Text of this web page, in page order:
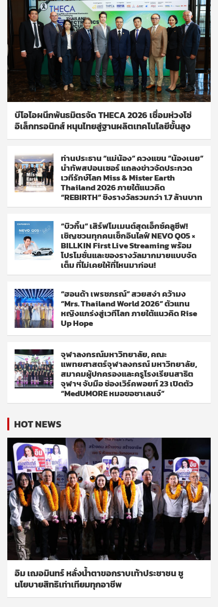
บีโอไอผนึกพันธมิตรจัด THECA 2026 เชื่อมห่วงโซ่
อิเล็กทรอนิกส์ หนุนไทยสู่ฐานผลิตเทคโนโลยีขั้นสูง
ท่านประธาน “แม่น้อง” ควงแขน “น้องเนย”
นำทัพสปอนเซอร์ แถลงข่าวจัดประกวด
เวทีรักษ์โลก Miss & Mister Earth
Thailand 2026 ภายใต้แนวคิด
“REBIRTH” ชิงรางวัลรวมกว่า 1.7 ล้านบาท
“บิวกิ้น” เสิร์ฟโมเมนต์สุดเอ็กซ์คลูซีฟ!
เชิญชวนทุกคนเช็กอินไลฟ์ NEVO Q05 ×
BILLKIN First Live Streaming พร้อม
โปรโมชั่นและของรางวัลมากมายแบบจัด
เต็ม ที่ไม่เคยให้ที่ไหนมาก่อน!
“ฮอนด้า เพรชภรณ์” สวยสง่า คว้ามง
“Mrs. Thailand World 2026” ตัวแทน
หญิงแกร่งสู่เวทีโลก ภายใต้แนวคิด Rise
Up Hope
จุฬาลงกรณ์มหาวิทยาลัย, คณะ
แพทยศาสตร์จุฬาลงกรณ์ มหาวิทยาลัย,
สมาคมผู้ปกครองและครูโรงเรียนสาธิต
จุฬาฯ จับมือ ช่องเวิร์คพอยท์ 23 เปิดตัว
“MedUMORE หมอขอชาเลนจ์”
HOT NEWS
อิม เฌอมินทร์ หลั่งน้ำตาขอกราบเท้าประชาชน ชู
นโยบายสิทธิเท่าเทียมทุกอาชีพ